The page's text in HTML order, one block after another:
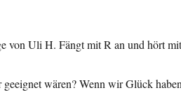
von Uli H. Fängt mit R an und hört
wären? Wenn wir Glück